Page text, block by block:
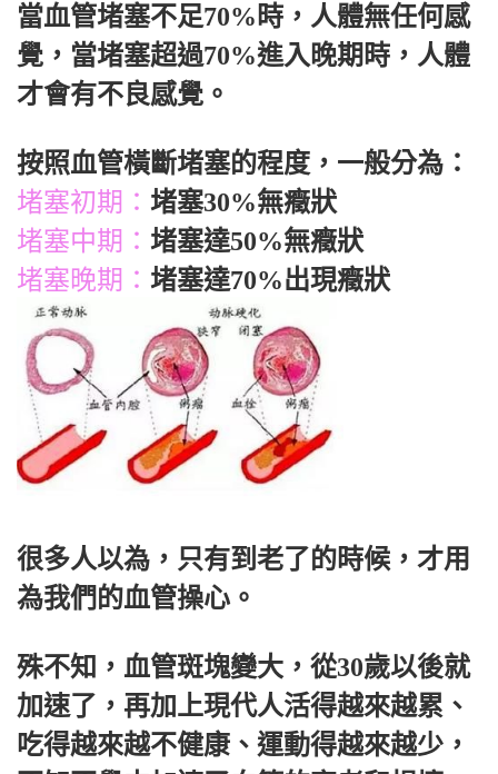
當血管堵塞不足70%時，人體無任何感
覺，當堵塞超過70%進入晚期時，人體
才會有不良感覺。
按照血管橫斷堵塞的程度，一般分為：
堵塞初期： 堵塞30%無癥狀
堵塞中期： 堵塞達50%無癥狀
堵塞晚期： 堵塞達70%出現癥狀
很多人以為，只有到老了的時候，才用
為我們的血管操心。
殊不知，血管斑塊變大，從30歲以後就
加速了，再加上現代人活得越來越累、
吃得越來越不健康、運動得越來越少，